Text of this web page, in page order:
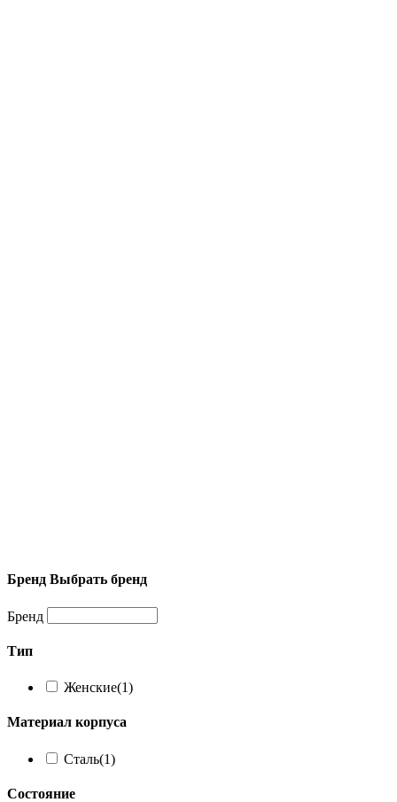
Бренд Выбрать бренд
Бренд
Тип
Женские(1)
Материал корпуса
Сталь(1)
Состояние